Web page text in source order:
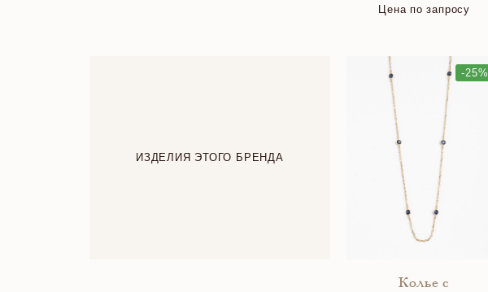
Цена по запросу
ИЗДЕЛИЯ ЭТОГО БРЕНДА
-25%
Колье с